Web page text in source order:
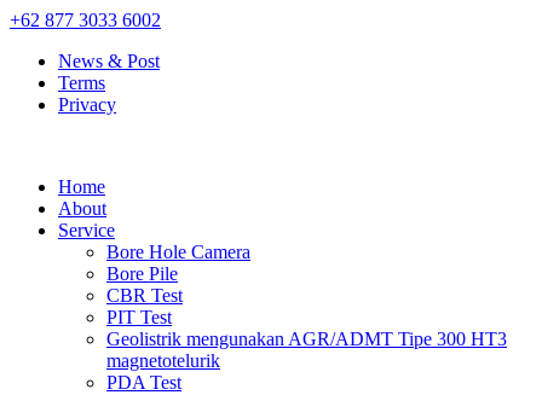
+62 877 3033 6002
News & Post
Terms
Privacy
Home
About
Service
Bore Hole Camera
Bore Pile
CBR Test
PIT Test
Geolistrik mengunakan AGR/ADMT Tipe 300 HT3
magnetotelurik
PDA Test